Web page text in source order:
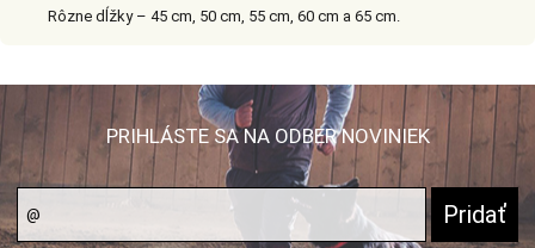
Rôzne dĺžky – 45 cm, 50 cm, 55 cm, 60 cm a 65 cm.
PRIHLÁSTE SA NA ODBER NOVINIEK